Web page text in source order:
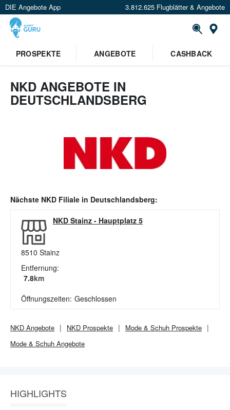
DIE Angebote App 3.812.625 Flugblätter & Angebote
PROSPEKTE
ANGEBOTE CASHBACK
NKD ANGEBOTE IN
DEUTSCHLANDSBERG
Nächste NKD Filiale in Deutschlandsberg:
NKD Stainz - Hauptplatz 5
8510 Stainz
Entfernung:
7.8km
Öffnungszeiten: Geschlossen
NKD Angebote NKD Prospekte Mode & Schuh Prospekte
Mode & Schuh Angebote
HIGHLIGHTS